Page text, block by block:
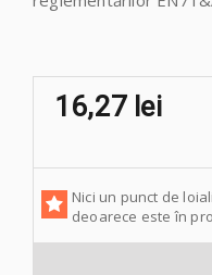
16,27 lei
Nici un punct de
deoarece este în